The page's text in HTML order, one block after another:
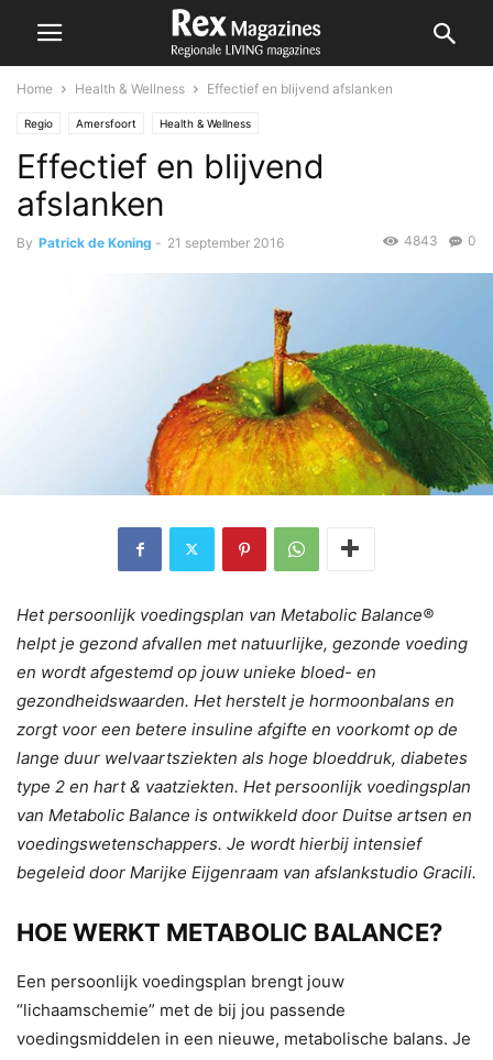
Home Health & Wellness Effectief en blijvend afslanken
Regio Amersfoort Health & Wellness
Effectief en blijvend
afslanken
By Patrick de Koning - 21 september 2016 0
4843
Het persoonlijk voedingsplan van Metabolic Balance®
helpt je gezond afvallen met natuurlijke, gezonde voeding
en wordt afgestemd op jouw unieke bloed- en
gezondheidswaarden. Het herstelt je hormoonbalans en
zorgt voor een betere insuline afgifte en voorkomt op de
lange duur welvaartsziekten als hoge bloeddruk, diabetes
type 2 en hart & vaatziekten. Het persoonlijk voedingsplan
van Metabolic Balance is ontwikkeld door Duitse artsen en
voedingswetenschappers. Je wordt hierbij intensief
begeleid door Marijke Eijgenraam van afslankstudio Gracili.
HOE WERKT METABOLIC BALANCE?
Een persoonlijk voedingsplan brengt jouw
“lichaamschemie” met de bij jou passende
voedingsmiddelen in een nieuwe, metabolische balans. Je